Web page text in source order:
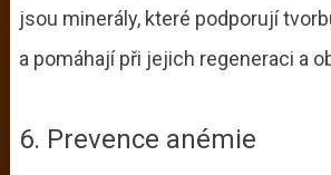
jsou minerály, které podporují
a pomáhají při jejich regeneraci a
6. Prevence anémie